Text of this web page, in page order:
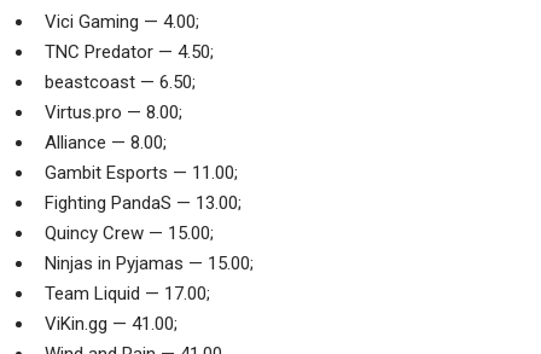
Vici Gaming — 4.00;
TNC Predator— 4.50;
beastcoast— 6.50;
Virtus.pro — 8.00;
Alliance — 8.00;
Gambit Esports — 11.00;
Fighting PandaS — 13.00;
Quincy Crew— 15.00;
Ninjas in Pyjamas — 15.00;
Team Liquid — 17.00;
ViKin.gg — 41.00;